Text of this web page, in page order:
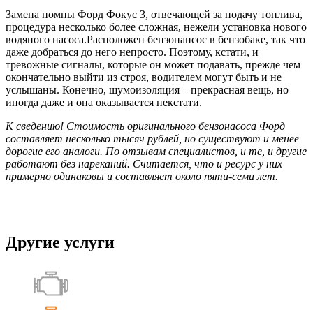
Замена помпы Форд Фокус 3, отвечающей за подачу топлива,
процедура несколько более сложная, нежели установка нового
водяного насоса.Расположен бензонансос в бензобаке, так что
даже добраться до него непросто. Поэтому, кстати, и
тревожные сигналы, которые он может подавать, прежде чем
окончательно выйти из строя, водителем могут быть и не
услышаны. Конечно, шумоизоляция – прекрасная вещь, но
иногда даже и она оказывается некстати.
К сведению! Стоимость оригинального бензонасоса Форд
составляет несколько тысяч рублей, но существуют и менее
дорогие его аналоги. По отзывам специалистов, и те, и другие
работают без нареканий. Считается, что и ресурс у них
примерно одинаковы и составляет около пяти-семи лет.
Другие услуги